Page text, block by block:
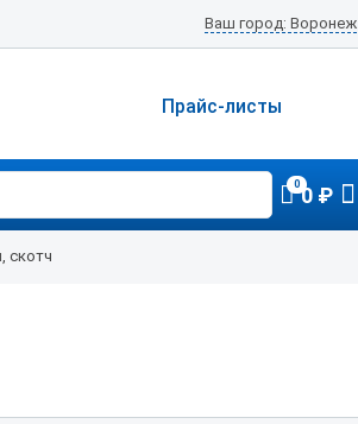
Ваш город: Воронеж
Прайс-листы
00 ₽
скотч